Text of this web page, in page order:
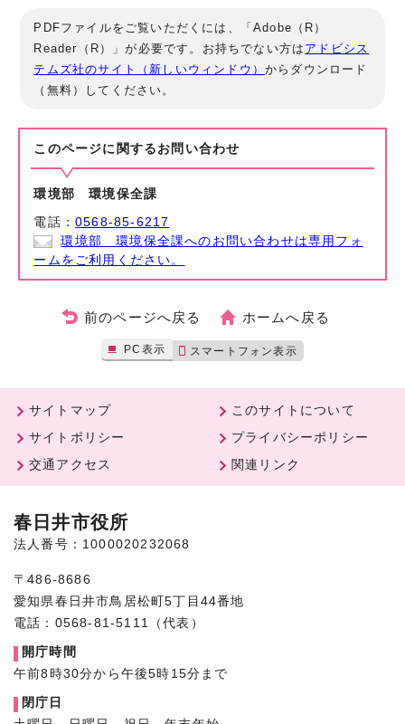
PDFファイルをご覧いただくには、「Adobe（R）
Reader（R）」が必要です。お持ちでない方は アドビシス
テムズ社のサイト（新しいウィンドウ）からダウンロード
（無料）してください。
このページに関する お問い合わせ
環境部 環境保全課
電話：0568-85-6217
環境部 環境保全課へのお問い合わせは専用フォ
ームをご利用ください。
前のページへ戻る ホームへ戻る
PC表示 スマートフォン表示
サイトマップ
このサイトについて
サイトポリシー
プライバシーポリシー
交通アクセス
関連リンク
春日井市役所
法人番号：1000020232068
〒486-8686
愛知県春日井市鳥居松町5丁目44番地
電話：0568-81-5111（代表）
開庁時間
午前8時30分から午後5時15分まで
閉庁日